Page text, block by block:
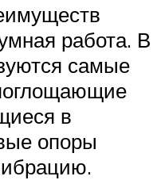
работа. В
самые
в
опоры